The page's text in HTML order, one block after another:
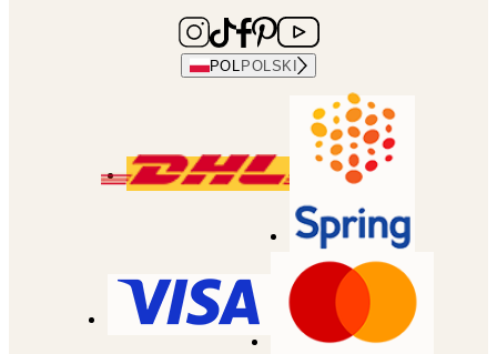
POL POLSKI